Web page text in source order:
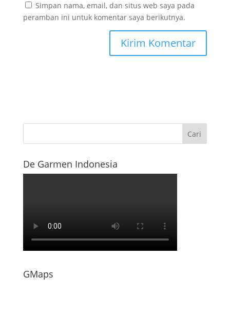
Simpan nama, email, dan situs web saya pada
peramban ini untuk komentar saya berikutnya.
De Garmen Indonesia
GMaps